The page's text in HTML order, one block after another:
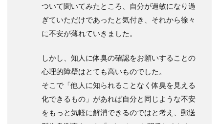
ついて聞いてみたところ、自分が過敏になり過
ぎていただけであったと気付き、それから徐々
に不安が薄れていきました。
しかし、知人に体臭の確認をお願いすることの
心理的障壁はとても高いものでした。
そこで「他人に知られることなく体臭を見える
化できるもの」があれば自分と同じような不安
をもっと気軽に解消できるのではと考え、郵送